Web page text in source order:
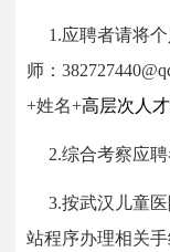
1.应聘者请将
师：
+姓名+高层次人
2.综合考察应
3.按武汉儿童
站程序办理相关手